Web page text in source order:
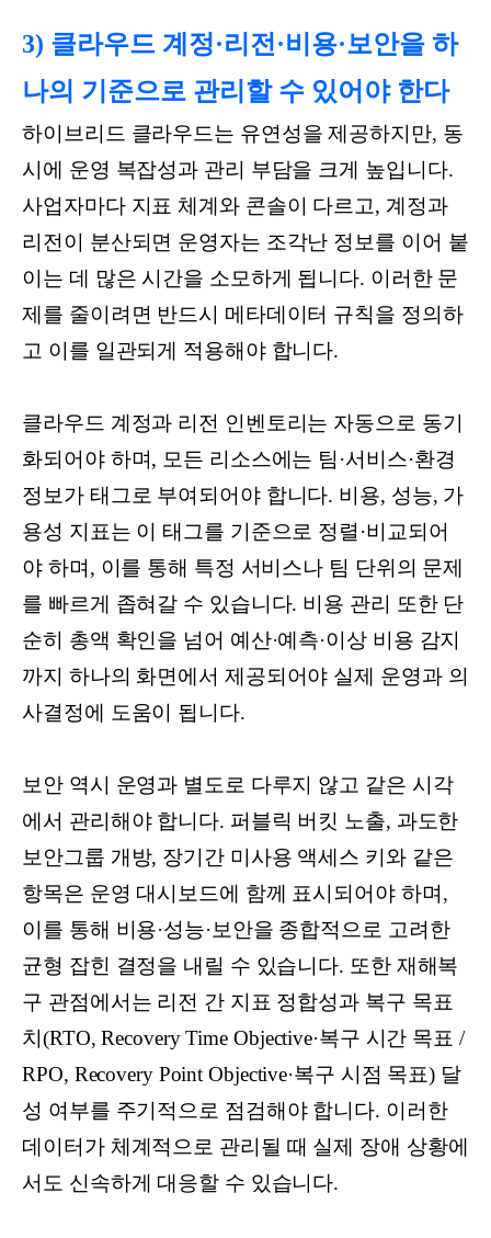
3) 클라우드 계정·리전·비용·보안을 하
나의 기준으로 관리할 수 있어야 한다
하이브리드 클라우드는 유연성을 제공하지만, 동
시에 운영 복잡성과 관리 부담을 크게 높입니다.
사업자마다 지표 체계와 콘솔이 다르고, 계정과
리전이 분산되면 운영자는 조각난 정보를 이어 붙
이는 데 많은 시간을 소모하게 됩니다. 이러한 문
제를 줄이려면 반드시 메타데이터 규칙을 정의하
고 이를 일관되게 적용해야 합니다.
클라우드 계정과 리전 인벤토리는 자동으로 동기
화되어야 하며, 모든 리소스에는 팀·서비스·환경
정보가 태그로 부여되어야 합니다. 비용, 성능, 가
용성 지표는 이 태그를 기준으로 정렬·비교되어
야 하며, 이를 통해 특정 서비스나 팀 단위의 문제
를 빠르게 좁혀갈 수 있습니다. 비용 관리 또한 단
순히 총액 확인을 넘어 예산·예측·이상 비용 감지
까지 하나의 화면에서 제공되어야 실제 운영과 의
사결정에 도움이 됩니다.
보안 역시 운영과 별도로 다루지 않고 같은 시각
에서 관리해야 합니다. 퍼블릭 버킷 노출, 과도한
보안그룹 개방, 장기간 미사용 액세스 키와 같은
항목은 운영 대시보드에 함께 표시되어야 하며,
이를 통해 비용·성능·보안을 종합적으로 고려한
균형 잡힌 결정을 내릴 수 있습니다. 또한 재해복
구 관점에서는 리전 간 지표 정합성과 복구 목표
치(RTO, Recovery Time Objective·복구 시간 목표 /
RPO, Recovery Point Objective·복구 시점 목표) 달
성 여부를 주기적으로 점검해야 합니다. 이러한
데이터가 체계적으로 관리될 때 실제 장애 상황에
서도 신속하게 대응할 수 있습니다.